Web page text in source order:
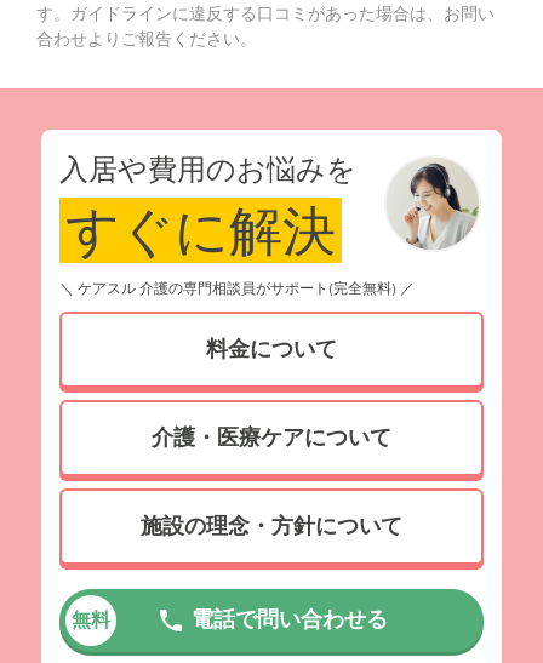
す。ガイドラインに違反する口コミがあった場合は、お問い
合わせよりご報告ください。
入居や費用のお悩みを
すぐに解決
＼ ケアスル 介護の専門相談員がサポート(完全無料) ／
料金について
介護・医療ケアについて
施設の理念・方針について
無料 電話で問い合わせる